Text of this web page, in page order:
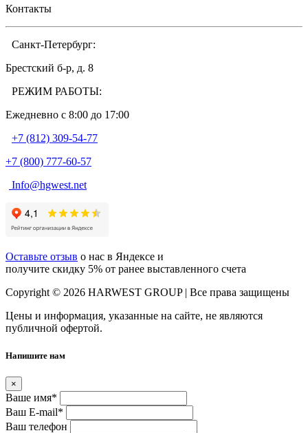
Контакты
Санкт-Петербург:
Брестский б-р, д. 8
РЕЖИМ РАБОТЫ:
Ежедневно c 8:00 до 17:00
+7 (812) 309-54-77
+7 (800) 777-60-57
Info@hgwest.net
Оставьте отзыв о нас в Яндексе и
получите скидку 5% от ранее выставленного счета
Copyright © 2026 HARWEST GROUP | Все права защищены
Цены и информация, указанные на сайте, не являются
публичной офертой.
Напишите нам
×
Ваше имя*
Ваш E-mail*
Ваш телефон